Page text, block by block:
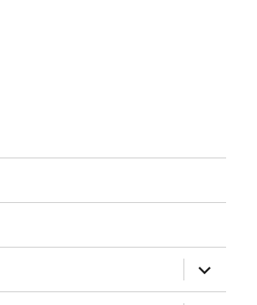
öffnen